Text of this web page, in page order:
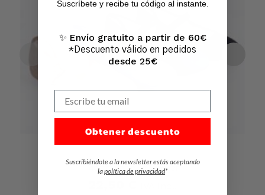
Mercedita de LINO mujer
Suscríbete y recibe tu código al instante.
✨ Envío gratuito a partir de 60€
*Descuento válido en pedidos
desde 25€
Obtener descuento
Suscribiéndote a la newsletter estás aceptando
lapolítica de privacidad*